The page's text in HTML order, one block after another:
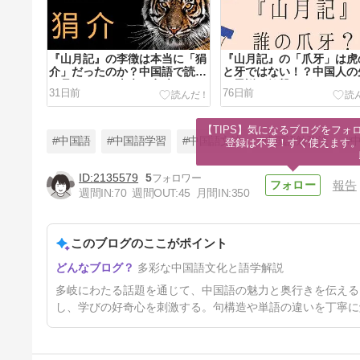
『山月記』の李徴は本当に「狷
介」だったのか？中国語で読む
と見えてきた本来の意味！？
31日前
『山月記』の「爪牙」は
と牙ではない！？中国人
の異説が衝撃すぎた
76日前
kōngjūn――この中国語、知っ
てる？
5ヶ月前
#中国語 #中国語学習 #中国語文法 #中国語勉強法 #
2135579
5
週間IN:70 週間OUT:45 月間IN:350
報告
このブログのここがポイント
多彩な中国語文化と語学解説
多岐にわたる話題を通じて、中国語の魅力と奥行きを伝え
し、学びの好奇心を刺激する。句構造や単語の違いを丁寧
【TIPS】気になるブログをフォ
登録は不要！すぐ使えます。